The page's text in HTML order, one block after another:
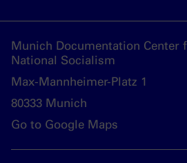
Munich Documentation Center
National Socialism
Max-Mannheimer-Platz 1
80333 Munich
Go to Google Maps